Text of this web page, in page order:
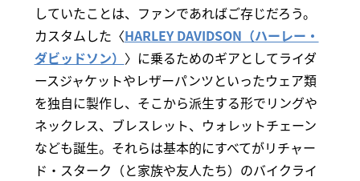
していたことは、ファンであればご存じだろう。
カスタムした〈HARLEY DAVIDSON（ハーレー・
ダビッドソン） 〉に乗るためのギアとしてライダ
ースジャケットやレザーパンツといったウェア類
を独自に製作し、そこから派生する形でリングや
ネックレス、ブレスレット、ウォレットチェーン
なども誕生。それらは基本的にすべてがリチャー
ド・スターク（と家族や友人たち）のバイクライ